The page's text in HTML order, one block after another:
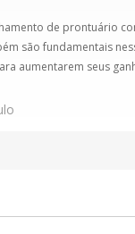
de prontuário
são fundamentais
aumentarem seus